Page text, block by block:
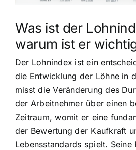
Was ist der
warum ist er
Der Lohnindex ist ein
die Entwicklung der Löhne in
misst die Veränderung des
der Arbeitnehmer über einen
Zeitraum, womit er eine
der Bewertung der Kaufkraft
Lebensstandards spielt. Seine